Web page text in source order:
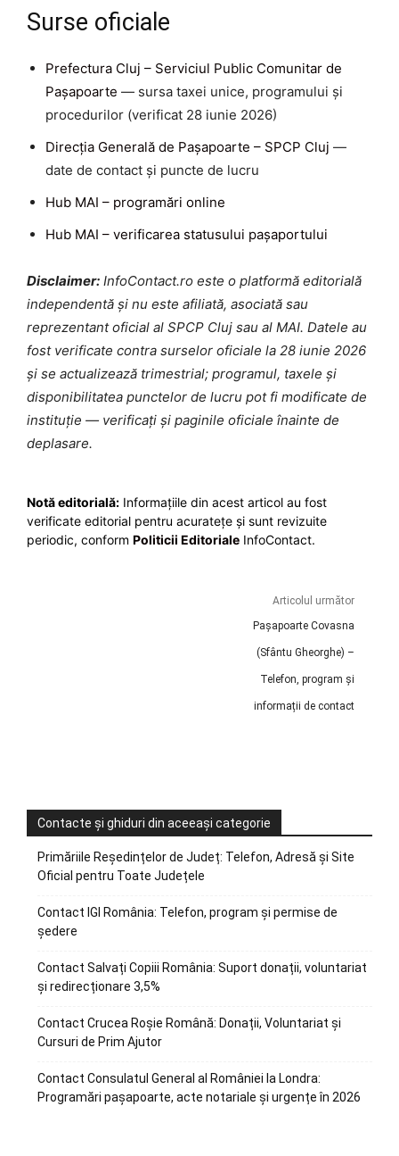
Surse oficiale
Prefectura Cluj – Serviciul Public Comunitar de
Pașapoarte — sursa taxei unice, programului și
procedurilor (verificat 28 iunie 2026)
Direcția Generală de Pașapoarte – SPCP Cluj —
date de contact și puncte de lucru
Hub MAI – programări online
Hub MAI – verificarea statusului pașaportului
Disclaimer: InfoContact.ro este o platformă editorială
independentă și nu este afiliată, asociată sau
reprezentant oficial al SPCP Cluj sau al MAI. Datele au
fost verificate contra surselor oficiale la 28 iunie 2026
și se actualizează trimestrial; programul, taxele și
disponibilitatea punctelor de lucru pot fi modificate de
instituție — verificați și paginile oficiale înainte de
deplasare.
Notă editorială: Informațiile din acest articol au fost
verificate editorial pentru acuratețe și sunt revizuite
periodic, conform Politicii Editoriale InfoContact.
Articolul următor
Pașapoarte Covasna
(Sfântu Gheorghe) –
Telefon, program și
informații de contact
Contacte și ghiduri din aceeași categorie
Primăriile Reședințelor de Județ: Telefon, Adresă și Site
Oficial pentru Toate Județele
Contact IGI România: Telefon, program și permise de
ședere
Contact Salvați Copiii România: Suport donații, voluntariat
și redirecționare 3,5%
Contact Crucea Roșie Română: Donații, Voluntariat și
Cursuri de Prim Ajutor
Contact Consulatul General al României la Londra:
Programări pașapoarte, acte notariale și urgențe în 2026